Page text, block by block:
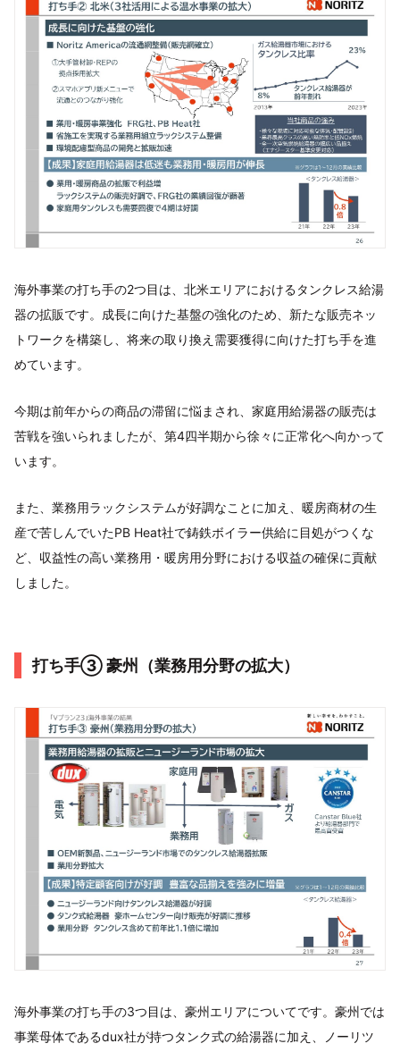
海外事業の打ち手の2つ目は、北米エリアにおけるタンクレス給湯
器の拡販です。成長に向けた基盤の強化のため、新たな販売ネッ
トワークを構築し、将来の取り換え需要獲得に向けた打ち手を進
めています。
今期は前年からの商品の滞留に悩まされ、家庭用給湯器の販売は
苦戦を強いられましたが、第4四半期から徐々に正常化へ向かって
います。
また、業務用ラックシステムが好調なことに加え、暖房商材の生
産で苦しんでいたPB Heat社で鋳鉄ボイラー供給に目処がつくな
ど、収益性の高い業務用・暖房用分野における収益の確保に貢献
しました。
打ち手③ 豪州（業務用分野の拡大）
海外事業の打ち手の3つ目は、豪州エリアについてです。豪州では
事業母体であるdux社が持つタンク式の給湯器に加え、ノーリツ